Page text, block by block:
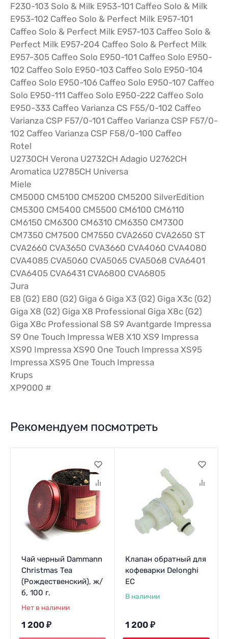
F230-103 Solo & Milk E953-101 Caffeo Solo & Milk
E953-102 Caffeo Solo & Perfect Milk E957-101
Caffeo Solo & Perfect Milk E957-103 Caffeo Solo &
Perfect Milk E957-204 Caffeo Solo & Perfect Milk
E957-305 Caffeo Solo E950-101 Caffeo Solo E950-
102 Caffeo Solo E950-103 Caffeo Solo E950-104
Caffeo Solo E950-106 Caffeo Solo E950-107 Caffeo
Solo E950-111 Caffeo Solo E950-222 Caffeo Solo
E950-333 Caffeo Varianza CS F55/0-102 Caffeo
Varianza CSP F57/0-101 Caffeo Varianza CSP F57/0-
102 Caffeo Varianza CSP F58/0-100 Caffeo
Rotel
U2730CH Verona U2732CH Adagio U2762CH
Aromatica U2785CH Universa
Miele
CM5000 CM5100 CM5200 CM5200 SilverEdition
CM5300 CM5400 CM5500 CM6100 CM6110
CM6150 CM6300 CM6310 CM6350 CM7300
CM7350 CM7500 CM7550 CVA2650 CVA2650 ST
CVA2660 CVA3650 CVA3660 CVA4060 CVA4080
CVA4085 CVA5060 CVA5065 CVA5068 CVA6401
CVA6405 CVA6431 CVA6800 CVA6805
Jura
E8 (G2) E80 (G2) Giga 6 Giga X3 (G2) Giga X3c (G2)
Giga X8 (G2) Giga X8 Professional Giga X8c (G2)
Giga X8c Professional S8 S9 Avantgarde Impressa
S9 One Touch Impressa WE8 X10 XS9 Impressa
XS90 Impressa XS90 One Touch Impressa XS95
Impressa XS95 One Touch Impressa
Krups
XP9000 #
Рекомендуем посмотреть
Чай черный Dammann
Christmas Tea
(Рождественский), ж/
б, 100 г.
Нет в наличии
1 200 ₽
Клапан обратный для
кофеварки Delonghi
EC
В наличии
1 200 ₽